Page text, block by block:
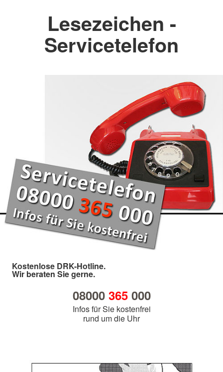
Lesezeichen -
Servicetelefon
Kostenlose DRK-Hotline.
Wir beraten Sie gerne.
08000 365000
Infos für Sie kostenfrei
rund um die Uhr